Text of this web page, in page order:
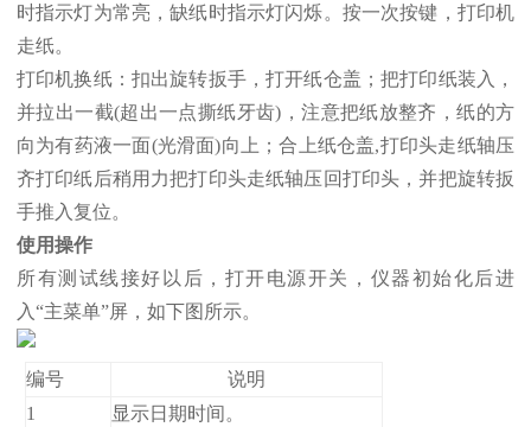
时指示灯为常亮，缺纸时指示灯闪烁。按一次按键，打印机
走纸。
打印机换纸：扣出旋转扳手，打开纸仓盖；把打印纸装入，
并拉出一截(超出一点撕纸牙齿)，注意把纸放整齐，纸的方
向为有药液一面(光滑面)向上；合上纸仓盖,打印头走纸轴压
齐打印纸后稍用力把打印头走纸轴压回打印头，并把旋转扳
手推入复位。
使用操作
所有测试线接好以后，打开电源开关，仪器初始化后进
入“主菜单”屏，如下图所示。
编号
说明
1
显示日期时间。